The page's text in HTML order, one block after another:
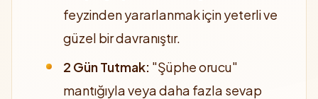
feyzinden yararlanmak için yeterli ve
güzel bir davranıştır.
2 Gün Tutmak: "Şüphe orucu"
mantığıyla veya daha fazla sevap